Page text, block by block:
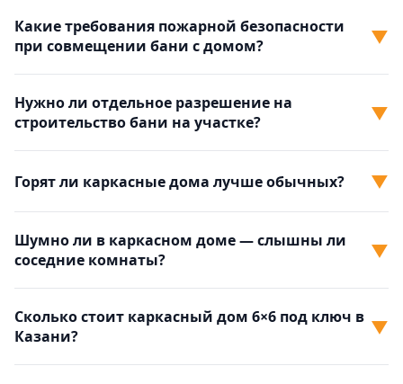
Какие требования пожарной безопасности
при совмещении бани с домом?
▼
Нужно ли отдельное разрешение на
строительство бани на участке?
▼
Горят ли каркасные дома лучше обычных? ▼
Шумно ли в каркасном доме — слышны ли
соседние комнаты?
▼
Сколько стоит каркасный дом 6×6 под ключ в
Казани?
▼